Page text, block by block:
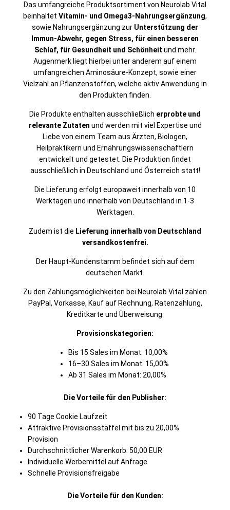
Das umfangreiche Produktsortiment von Neurolab Vital
beinhaltet Vitamin- und Omega3-Nahrungsergänzung,
sowie Nahrungsergänzung zur Unterstützung der
Immun-Abwehr, gegen Stress, für einen besseren
Schlaf, für Gesundheit und Schönheit und mehr.
Augenmerk liegt hierbei unter anderem auf einem
umfangreichen Aminosäure-Konzept, sowie einer
Vielzahl an Pflanzenstoffen, welche aktiv Anwendung in
den Produkten finden.
Die Produkte enthalten ausschließlich erprobte und
relevante Zutaten und werden mit viel Expertise und
Liebe von einem Team aus Ärzten, Biologen,
Heilpraktikern und Ernährungswissenschaftlern
entwickelt und getestet. Die Produktion findet
ausschließlich in Deutschland und Österreich statt!
Die Lieferung erfolgt europaweit innerhalb von 10
Werktagen und innerhalb von Deutschland in 1-3
Werktagen.
Zudem ist die Lieferung innerhalb von Deutschland
versandkostenfrei.
Der Haupt-Kundenstamm befindet sich auf dem
deutschen Markt.
Zu den Zahlungsmöglichkeiten bei Neurolab Vital zählen
PayPal, Vorkasse, Kauf auf Rechnung, Ratenzahlung,
Kreditkarte und Überweisung.
Provisionskategorien:
Bis 15 Sales im Monat: 10,00%
16–30 Sales im Monat: 15,00%
Ab 31 Sales im Monat: 20,00%
Die Vorteile für den Publisher:
90 Tage Cookie Laufzeit
Attraktive Provisionsstaffel mit bis zu 20,00%
Provision
Durchschnittlicher Warenkorb: 50,00 EUR
Individuelle Werbemittel auf Anfrage
Schnelle Provisionsfreigabe
Die Vorteile für den Kunden: